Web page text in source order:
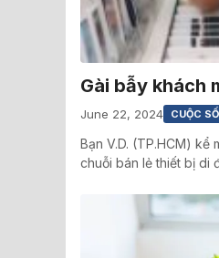
Gài bẫy khách
June 22, 2024 CUỘC
Bạn V.D. (TP.HCM) kể
chuỗi bán lẻ thiết bị di